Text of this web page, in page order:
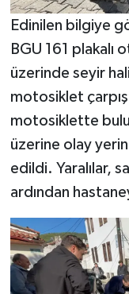
Edinilen bilgiye
BGU 161 plakalı
üzerinde seyir
motosiklet
motosiklette
üzerine olay
edildi. Yaralılar,
ardından